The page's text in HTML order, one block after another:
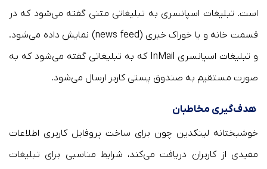
است. تبلیغات اسپانسری به تبلیغاتی متنی گفته می‌شود که در
قسمت خانه و یا خوراک خبری (news feed) نمایش داده می‌شود.
و تبلیغات اسپانسری InMail که به تبلیغاتی گفته می‌شود که به
صورت مستقیم به صندوق پستی کاربر ارسال می‌شود.
هدف‌گیری مخاطبان
خوشبختانه لینکدین چون برای ساخت پروفایل کاربری اطلاعات
مفیدی از کاربران دریافت می‌کند، شرایط مناسبی برای تبلیغات